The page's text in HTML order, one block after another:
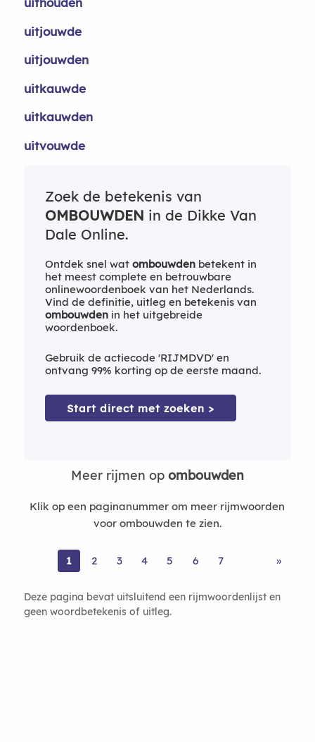
uitjouwde
uitjouwden
uitkauwde
uitkauwden
uitvouwde
Zoek de betekenis van
OMBOUWDEN in de Dikke Van
Dale Online.
Ontdek snel wat ombouwdenbetekent in
het meest complete en betrouwbare
onlinewoordenboek van het Nederlands.
Vind de definitie, uitleg en betekenis van
ombouwdenin het uitgebreide
woordenboek.
Gebruik de actiecode 'RIJMDVD' en
ontvang 99% korting op de eerste maand.
Start direct met zoeken >
Meer rijmen op ombouwden
Klik op een paginanummer om meer rijmwoorden
voor ombouwden te zien.
1 2 3 4 5 6 7 »
Deze pagina bevat uitsluitend een rijmwoordenlijst en
geen woordbetekenis of uitleg.